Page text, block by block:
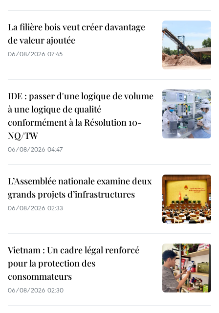
La filière bois veut créer davantage
de valeur ajoutée
06/08/2026 07:45
IDE : passer d'une logique de volume
à une logique de qualité
conformément à la Résolution 10-
NQ/TW
06/08/2026 04:47
L’Assemblée nationale examine deux
grands projets d’infrastructures
06/08/2026 02:33
Vietnam : Un cadre légal renforcé
pour la protection des
consommateurs
06/08/2026 02:30